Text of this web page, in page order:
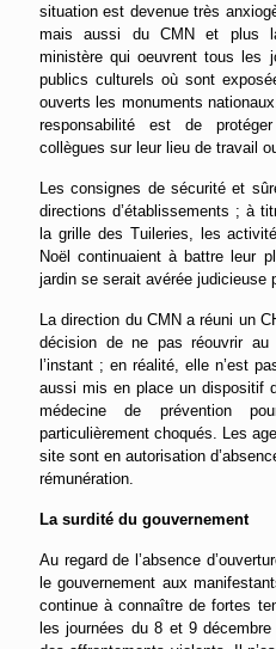
situation est devenue très
mais aussi du CMN et plus
ministère qui oeuvrent tous les
publics culturels où sont
ouverts les monuments
responsabilité est de
collègues sur leur lieu de travail
Les consignes de sécurité et
directions d’établissements ; à
la grille des Tuileries, les
Noël continuaient à battre leur
jardin se serait avérée judicieuse
La direction du CMN a réuni un
décision de ne pas réouvrir au
l’instant ; en réalité, elle n’est
aussi mis en place un dispositif
médecine de prévention
particulièrement choqués. Les
site sont en autorisation
rémunération.
La surdité du gouvernement
Au regard de l’absence
le gouvernement aux
continue à connaître de fortes
les journées du 8 et 9